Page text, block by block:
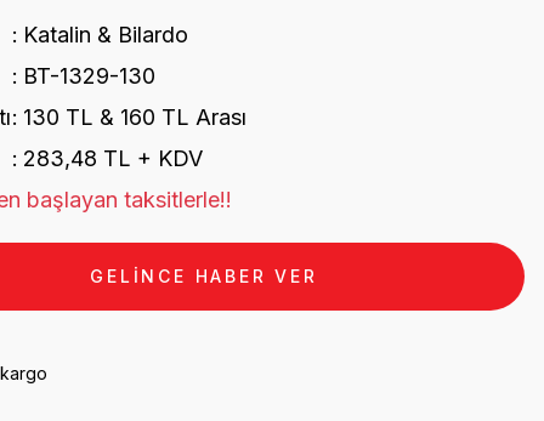
Katalin & Bilardo
BT-1329-130
130 TL & 160 TL Arası
283,48 TL + KDV
başlayan taksitlerle!!
GELİNCE HABER VER